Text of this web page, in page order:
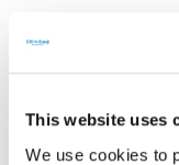
This website uses
We use cookies to
Ürün konumu takibi
batarya ömrü ve döngü
5 yıl garanti ile